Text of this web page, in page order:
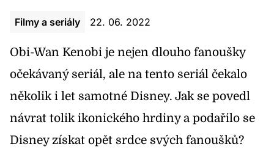
Filmy a seriály 22. 06. 2022
Obi-Wan Kenobi je nejen dlouho fanoušky
očekávaný seriál, ale na tento seriál čekalo
několik i let samotné Disney. Jak se povedl
návrat tolik ikonického hrdiny a podařilo se
Disney získat opět srdce svých fanoušků?